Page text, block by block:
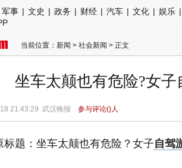
军事 | 文史 | 政务 | 财经 | 汽车 | 文化 | 娱乐 |
当前位置： 新闻 > 社会新闻 > 正文
坐车太颠也有危险?女
21:43:29 武汉晚报 参与评论()人
标题：坐车太颠也有危险？女子自驾